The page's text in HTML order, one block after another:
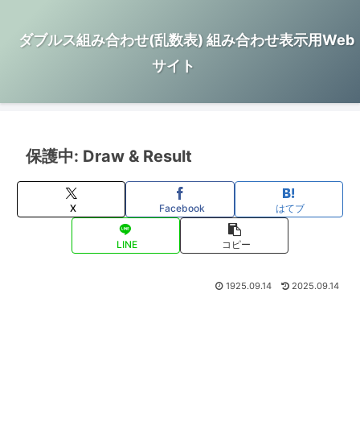
ダブルス組み合わせ(乱数表) 組み合わせ表示用Web
サイト
保護中: Draw & Result
X Facebook はてブ
LINE コピー
1925.09.14 2025.09.14